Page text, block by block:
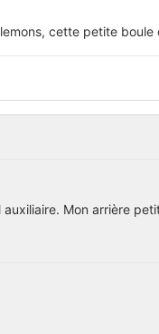
cette petite boule
Mon arrière